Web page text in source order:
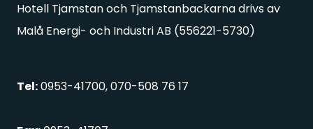
Hotell Tjamstan och Tjamstanbackarna drivs av
Malå Energi- och Industri AB (556221-5730)
Tel:0953-41700, 070-508 76 17